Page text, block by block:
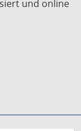
und online